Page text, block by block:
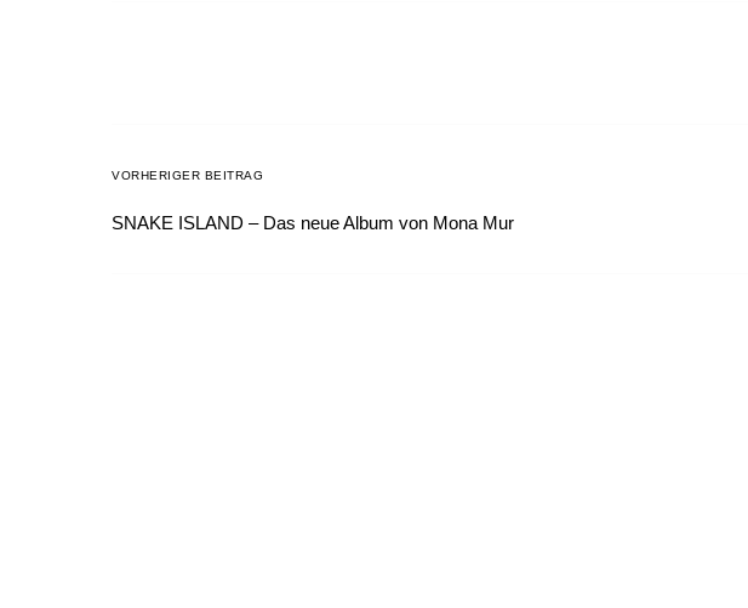
VORHERIGER BEITRAG
SNAKE ISLAND – Das neue Album von Mona Mur